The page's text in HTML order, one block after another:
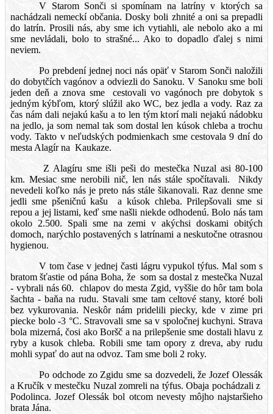
V Starom Sonči si spomínam na latríny v ktorých sa
nachádzali nemeckí občania. Dosky boli zhnité a oni sa prepadli
do latrín. Prosili nás, aby sme ich vytiahli, ale nebolo ako a mi
sme nevládali, bolo to strašné... Ako to dopadlo ďalej s nimi
neviem.
Po prebdení jednej noci nás opäť v Starom Sonči naložili
do dobytčích vagónov a odviezli do Sanoku. V Sanoku sme boli
jeden deň a znova sme
cestovali vo vagónoch pre dobytok s
jedným kýbľom, ktorý slúžil ako WC, bez jedla a vody. Raz za
čas nám dali nejakú kašu a to len tým ktorí mali nejakú nádobku
na jedlo, ja som nemal tak som dostal len kúsok chleba a trochu
vody. Takto v neľudských podmienkach sme cestovala 9 dní do
mesta Alagír na Kaukaze.
Z Alagíru sme išli peši do mestečka Nuzal asi 80-100
km. Mesiac sme nerobili nič, len nás stále spočítavali.
Nikdy
nevedeli koľko nás je preto nás stále šikanovali. Raz denne sme
jedli sme pšeničnú kašu
a kúsok chleba. Prilepšovali sme si
repou a jej listami, keď sme našli niekde odhodenú. Bolo nás tam
okolo 2.500. Spali sme na zemi v akýchsi doskami obitých
domoch, narýchlo postavených s latrínami a neskutočne otrasnou
hygienou.
V tom čase v jednej časti lágru vypukol týfus. Mal som s
bratom šťastie od pána Boha, že som sa dostal z mestečka Nuzal
- vybrali nás 60.
chlapov do mesta Zgid, vyššie do hôr tam bola
šachta - baňa na rudu. Stavali sme tam celtové stany, ktoré boli
bez vykurovania. Neskôr nám pridelili piecky, kde v zime pri
piecke bolo -3 °C. Stravovali sme sa v spoločnej kuchyni. Strava
bola mizerná, čosi ako Boršč a na prilepšenie sme dostali hlavu z
ryby a kusok chleba. Robili sme tam opory z dreva, aby rudu
mohli sypať do aut na odvoz. Tam sme boli 2 roky.
Po odchode zo Zgidu sme sa dozvedeli, že Jozef Olessák
a Kručík v mestečku Nuzal zomreli na týfus. Obaja pochádzali z
Podolinca. Jozef Olessák bol otcom nevesty môjho najstaršieho
brata Jána.